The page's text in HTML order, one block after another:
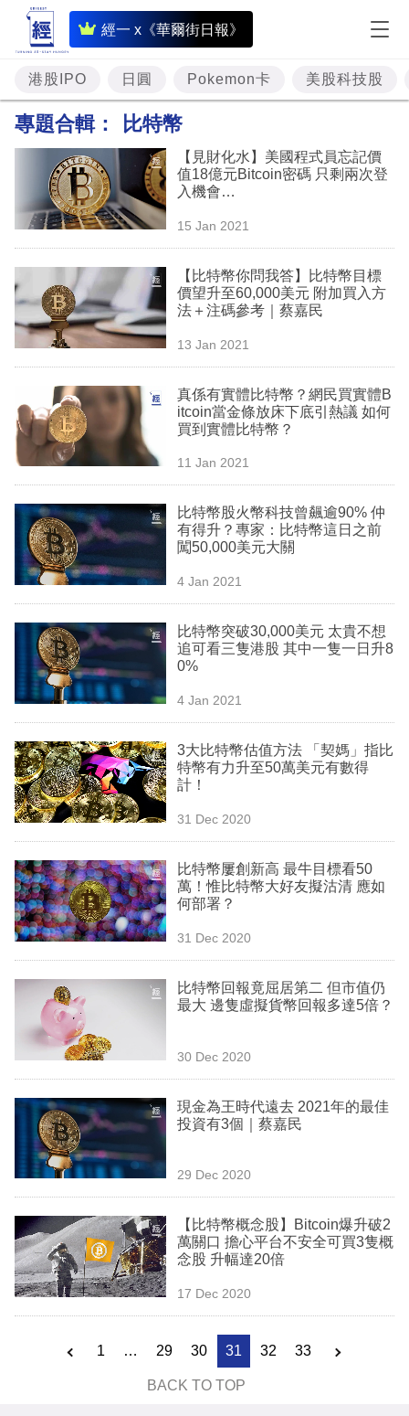
經一 x《華爾街日報》
即
時
財
經
投
資
樓
市
理
商
業
技
生
時
事
欄
訂
閱
區
港股IPO 日圓 Pokemon卡 美股科技股
專題合輯： 比特幣
【見財化水】美國程式員忘記價
值18億元Bitcoin密碼 只剩兩次登
入機會…
15 Jan 2021
【比特幣你問我答】比特幣目標
價望升至60,000美元 附加買入方
法＋注碼參考｜蔡嘉民
13 Jan 2021
真係有實體比特幣？網民買實體B
itcoin當金條放床下底引熱議 如何
買到實體比特幣？
11 Jan 2021
比特幣股火幣科技曾飆逾90% 仲
有得升？專家：比特幣這日之前
闖50,000美元大關
4 Jan 2021
比特幣突破30,000美元 太貴不想
追可看三隻港股 其中一隻一日升8
0%
4 Jan 2021
3大比特幣估值方法 「契媽」指比
特幣有力升至50萬美元有數得
計！
31 Dec 2020
比特幣屢創新高 最牛目標看50
萬！惟比特幣大好友擬沽清 應如
何部署？
31 Dec 2020
比特幣回報竟屈居第二 但市值仍
最大 邊隻虛擬貨幣回報多達5倍？
30 Dec 2020
現金為王時代遠去 2021年的最佳
投資有3個｜蔡嘉民
29 Dec 2020
【比特幣概念股】Bitcoin爆升破2
萬關口 擔心平台不安全可買3隻概
念股 升幅達20倍
17 Dec 2020
1 … 29 30 31 32 33
BACK TO TOP